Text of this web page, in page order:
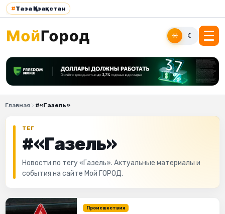
#Таза Қазақстан
☀ ☾
Главная #«Газель»
ТЕГ
#«Газель»
Новости по тегу «Газель». Актуальные материалы и
события на сайте Мой ГОРОД.
Происшествия